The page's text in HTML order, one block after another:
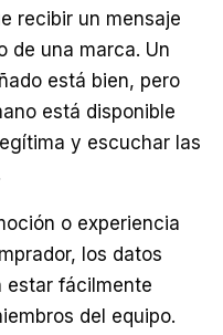
recibir un mensaje
de una marca. Un
está bien, pero
está disponible
y escuchar las
o experiencia
los datos
estar fácilmente
del equipo.